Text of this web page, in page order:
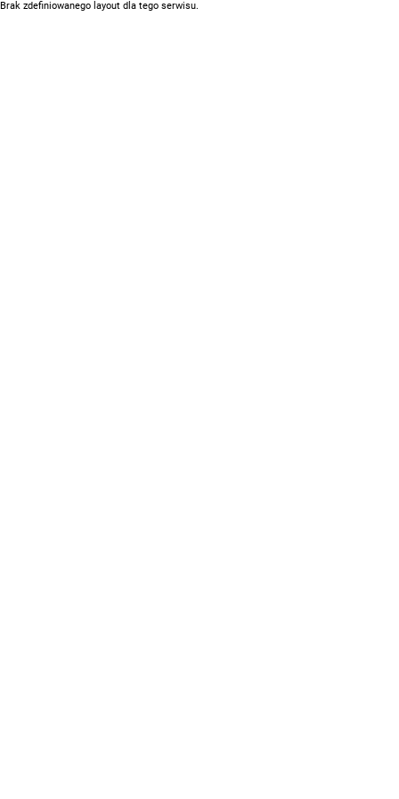
Brak zdefiniowanego layout dla tego serwisu.